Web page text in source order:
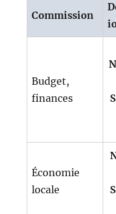
Commission
Budget,
finances
Économie
locale